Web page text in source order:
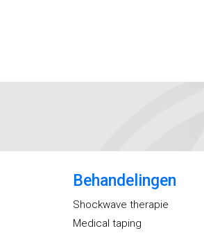
Behandelingen
Shockwave therapie
Medical taping